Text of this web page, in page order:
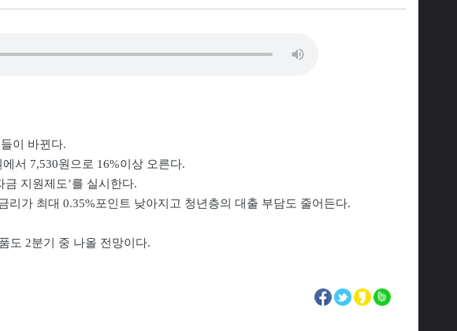
이 바뀐다.
서 7,530원으로 16%이상 오른다.
지원제도’를 실시한다.
가 최대 0.35%포인트 낮아지고 청년층의 대출 부담도 줄어든다.
도 2분기 중 나올 전망이다.